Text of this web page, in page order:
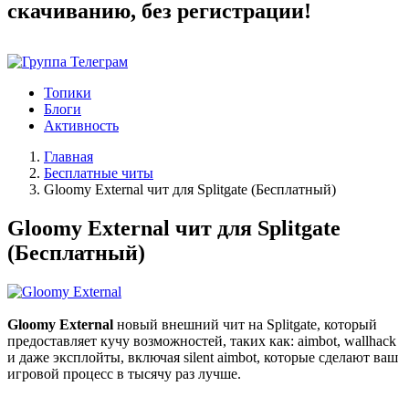
скачиванию, без регистрации!
Топики
Блоги
Активность
Главная
Бесплатные читы
Gloomy External чит для Splitgate (Бесплатный)
Gloomy External чит для Splitgate
(Бесплатный)
Gloomy External новый внешний чит на Splitgate, который
предоставляет кучу возможностей, таких как: aimbot, wallhack
и даже эксплойты, включая silent aimbot, которые сделают ваш
игровой процесс в тысячу раз лучше.